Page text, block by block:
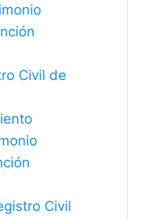
Civil de
Civil